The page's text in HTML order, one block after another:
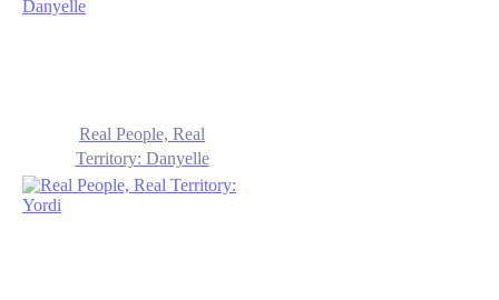
Real People, Real
Territory: Danyelle